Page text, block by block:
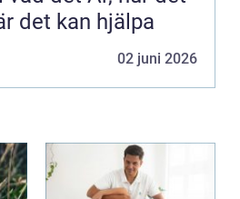
det kan hjälpa
02 juni 2026